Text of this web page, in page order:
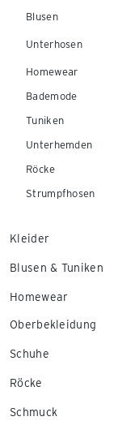
Blusen
Unterhosen
Homewear
Bademode
Tuniken
Unterhemden
Röcke
Strumpfhosen
Kleider
Blusen & Tuniken
Homewear
Oberbekleidung
Schuhe
Röcke
Schmuck